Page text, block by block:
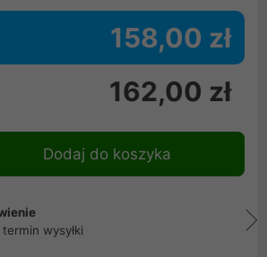
158,00 zł
162,00 zł
Dodaj do koszyka
wysyłki